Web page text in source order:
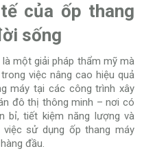
của ốp thang
sống
một giải pháp thẩm mỹ mà
việc nâng cao hiệu quả
máy tại các công trình xây
đô thị thông minh – nơi có
bỉ, tiết kiệm năng lượng và
sử dụng ốp thang máy
đầu.